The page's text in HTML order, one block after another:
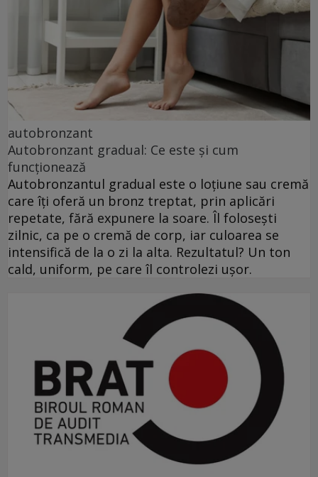
autobronzant
Autobronzant gradual: Ce este și cum
funcționează
Autobronzantul gradual este o loțiune sau cremă
care îți oferă un bronz treptat, prin aplicări
repetate, fără expunere la soare. Îl folosești
zilnic, ca pe o cremă de corp, iar culoarea se
intensifică de la o zi la alta. Rezultatul? Un ton
cald, uniform, pe care îl controlezi ușor.